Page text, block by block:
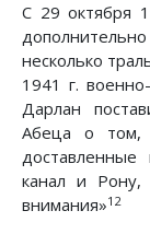
С 29 октября
несколько
1941 г.
Дарлан
Абеца о том,
канал и Рону,
внимания»12